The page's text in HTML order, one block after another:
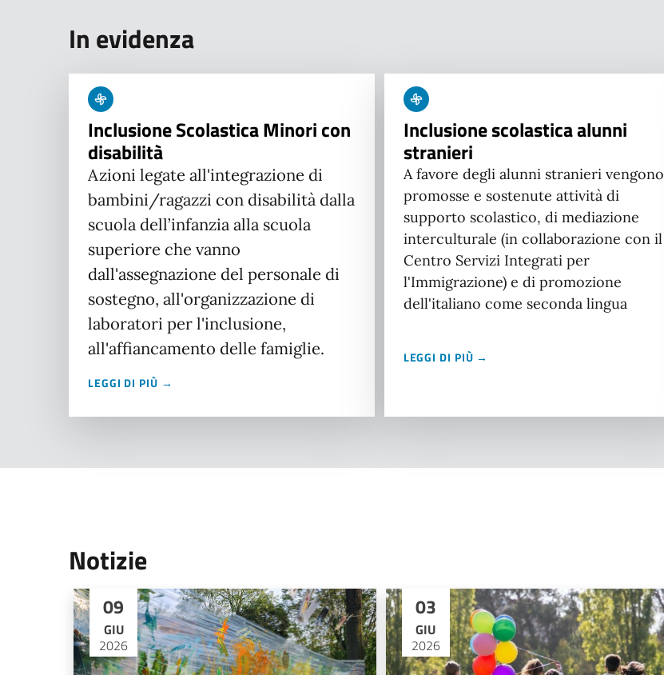
In evidenza
Inclusione Scolastica Minori con
disabilità
Azioni legate all'integrazione di
bambini/ragazzi con disabilità dalla
scuola dell’infanzia alla scuola
superiore che vanno
dall'assegnazione del personale di
sostegno, all'organizzazione di
laboratori per l'inclusione,
all'affiancamento delle famiglie.
LEGGI DI PIÙ →
Inclusione scolastica alunni
stranieri
A favore degli alunni stranieri vengono
promosse e sostenute attività di
supporto scolastico, di mediazione
interculturale (in collaborazione con il
Centro Servizi Integrati per
l'Immigrazione) e di promozione
dell'italiano come seconda lingua
LEGGI DI PIÙ →
Notizie
09
GIU
2026
03
GIU
2026